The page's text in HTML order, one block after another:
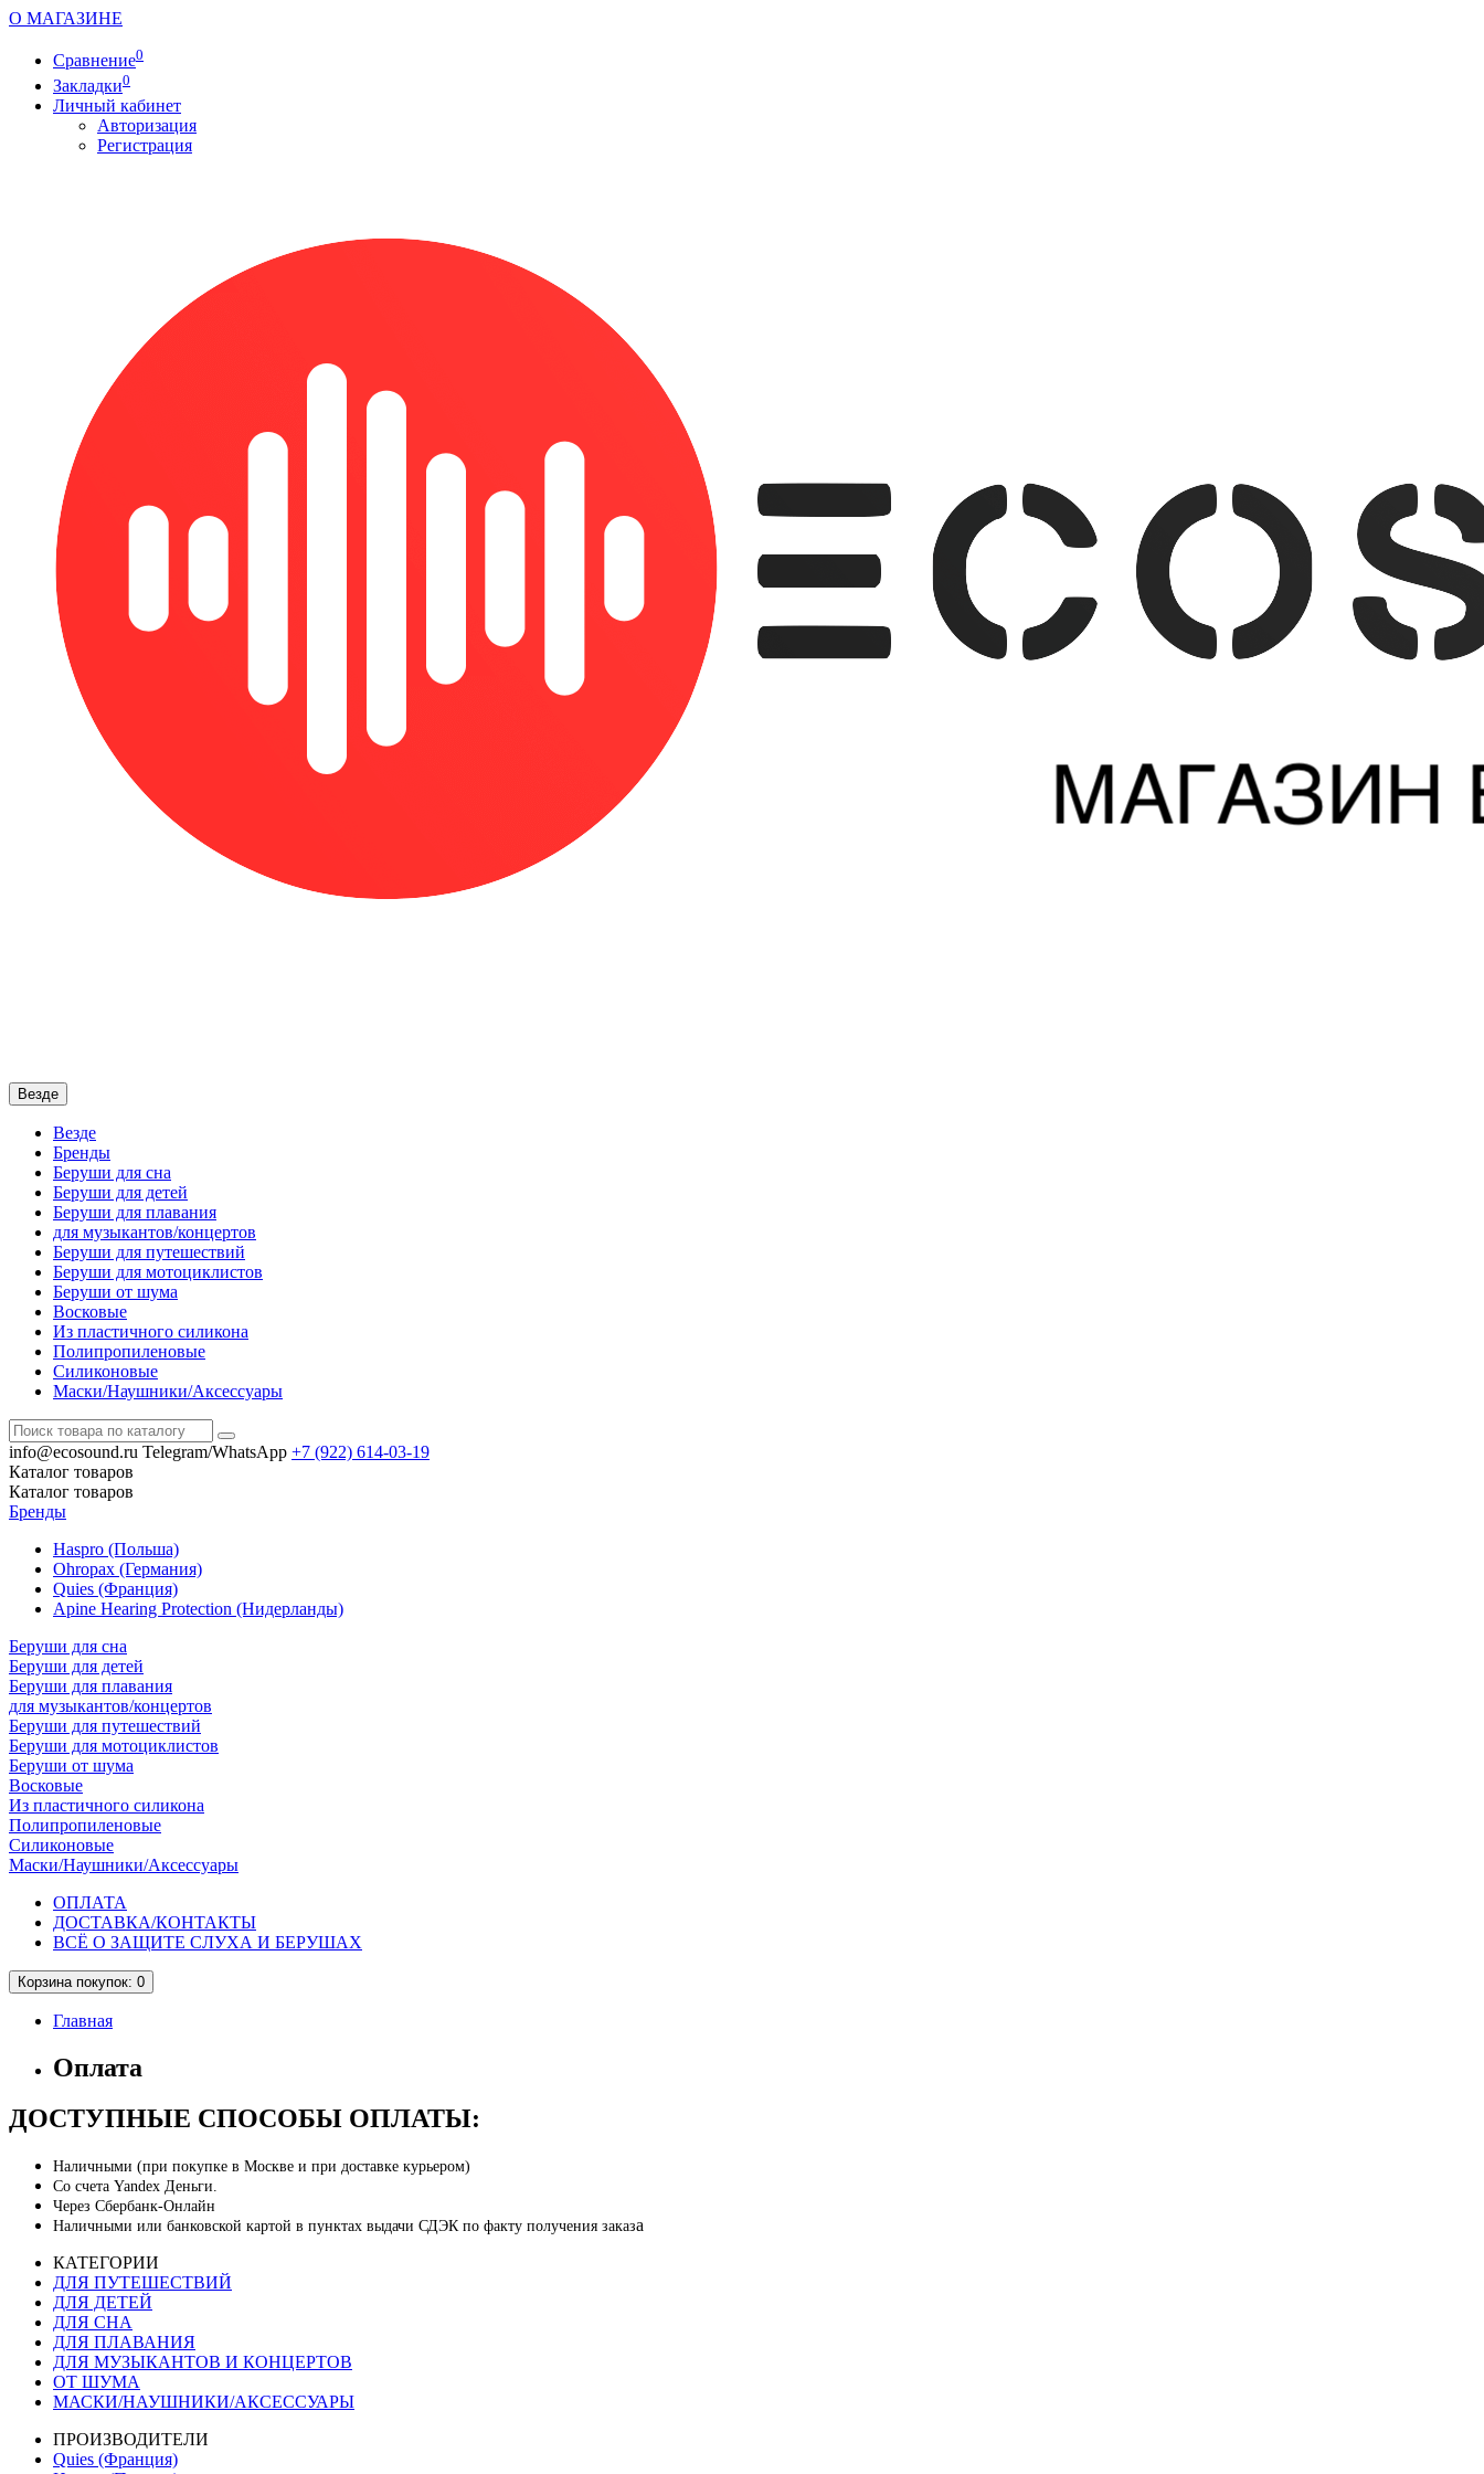
О МАГАЗИНЕ
Сравнение0
Закладки0
Личный кабинет
Авторизация
Регистрация
Везде
Везде
Бренды
Беруши для сна
Беруши для детей
Беруши для плавания
для музыкантов/концертов
Беруши для путешествий
Беруши для мотоциклистов
Беруши от шума
Восковые
Из пластичного силикона
Полипропиленовые
Силиконовые
Маски/Наушники/Аксессуары
info@ecosound.ru Telegram/WhatsApp +7 (922) 614-03-19
Каталог товаров
Каталог товаров
Бренды
Haspro (Польша)
Ohropax (Германия)
Quies (Франция)
Apine Hearing Protection (Нидерланды)
Беруши для сна
Беруши для детей
Беруши для плавания
для музыкантов/концертов
Беруши для путешествий
Беруши для мотоциклистов
Беруши от шума
Восковые
Из пластичного силикона
Полипропиленовые
Силиконовые
Маски/Наушники/Аксессуары
ОПЛАТА
ДОСТАВКА/КОНТАКТЫ
ВСЁ О ЗАЩИТЕ СЛУХА И БЕРУШАХ
Корзина покупок: 0
Главная
Оплата
ДОСТУПНЫЕ СПОСОБЫ ОПЛАТЫ:
Наличными (при покупке в Москве и при доставке курьером)
Со счета Yandex Деньги.
Через Сбербанк-Онлайн
Наличными или банковской картой в пунктах выдачи СДЭК по факту получения заказа
КАТЕГОРИИ
ДЛЯ ПУТЕШЕСТВИЙ
ДЛЯ ДЕТЕЙ
ДЛЯ СНА
ДЛЯ ПЛАВАНИЯ
ДЛЯ МУЗЫКАНТОВ И КОНЦЕРТОВ
ОТ ШУМА
МАСКИ/НАУШНИКИ/АКСЕССУАРЫ
ПРОИЗВОДИТЕЛИ
Quies (Франция)